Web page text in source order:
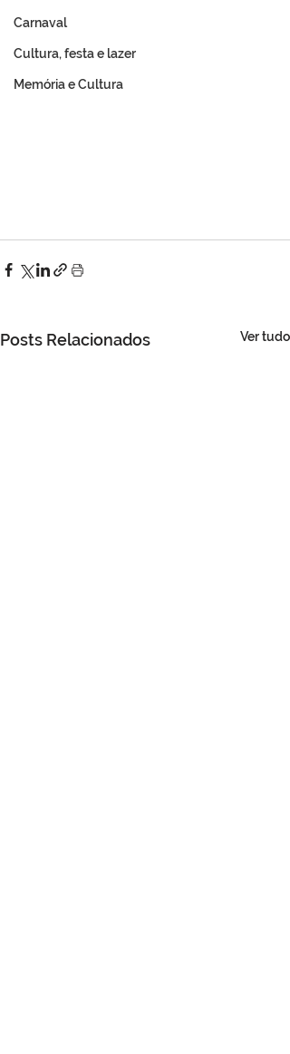
Carnaval
Cultura, festa e lazer
Memória e Cultura
Posts Relacionados Ver tudo